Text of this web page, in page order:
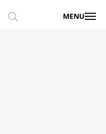
MENU